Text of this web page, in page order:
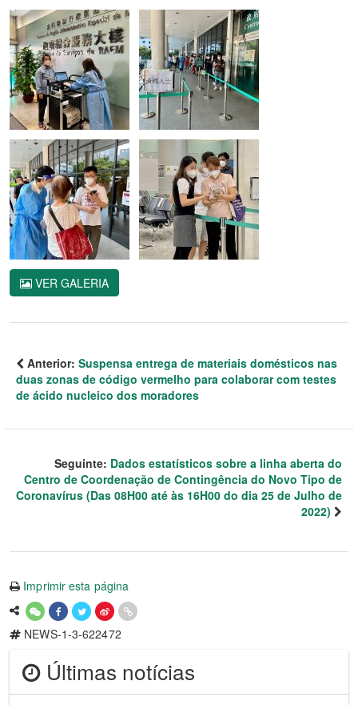
VER GALERIA
Anterior: Suspensa entrega de materiais domésticos nas
duas zonas de código vermelho para colaborar com testes
de ácido nucleico dos moradores
Seguinte: Dados estatísticos sobre a linha aberta do
Centro de Coordenação de Contingência do Novo Tipo de
Coronavírus (Das 08H00 até às 16H00 do dia 25 de Julho de
2022)
Imprimir esta página
NEWS-1-3-622472
Últimas notícias